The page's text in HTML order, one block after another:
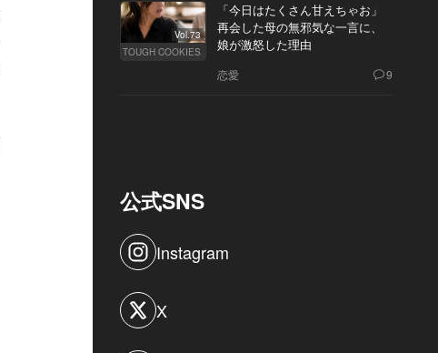
Vol.73
TOUGH COOKIES
「今日はたくさん甘えちゃお」
再会した母の無邪気な一言に、
娘が激怒した理由
恋愛 9
公式SNS
Instagram
X